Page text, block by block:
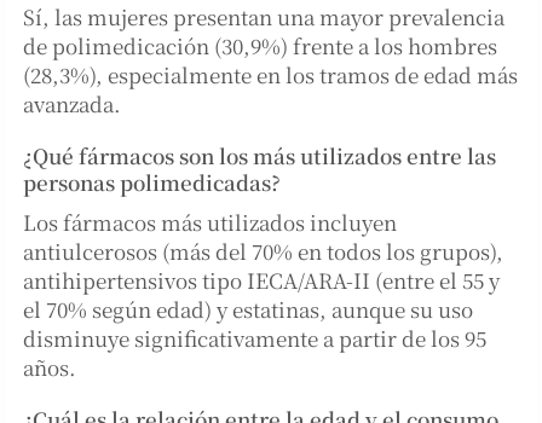
Sí, las mujeres presentan una mayor prevalencia
de polimedicación (30,9%) frente a los hombres
(28,3%), especialmente en los tramos de edad más
avanzada.
¿Qué fármacos son los más utilizados entre las
personas polimedicadas?
Los fármacos más utilizados incluyen
antiulcerosos (más del 70% en todos los grupos),
antihipertensivos tipo IECA/ARA-II (entre el 55 y
el 70% según edad) y estatinas, aunque su uso
disminuye significativamente a partir de los 95
años.